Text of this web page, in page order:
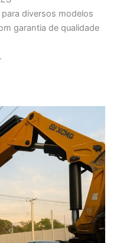
diversos modelos
garantia de qualidade